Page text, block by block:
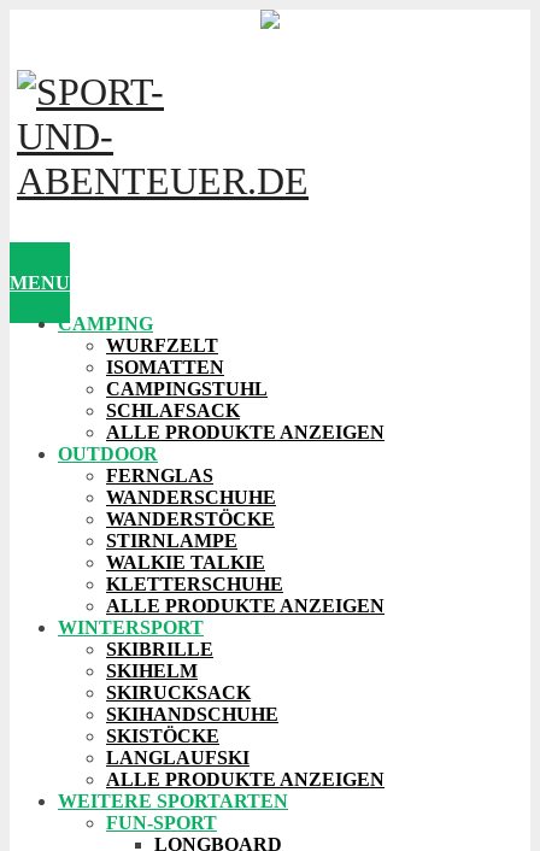
MENU
CAMPING
WURFZELT
ISOMATTEN
CAMPINGSTUHL
SCHLAFSACK
ALLE PRODUKTE ANZEIGEN
OUTDOOR
FERNGLAS
WANDERSCHUHE
WANDERSTÖCKE
STIRNLAMPE
WALKIE TALKIE
KLETTERSCHUHE
ALLE PRODUKTE ANZEIGEN
WINTERSPORT
SKIBRILLE
SKIHELM
SKIRUCKSACK
SKIHANDSCHUHE
SKISTÖCKE
LANGLAUFSKI
ALLE PRODUKTE ANZEIGEN
WEITERE SPORTARTEN
FUN-SPORT
LONGBOARD